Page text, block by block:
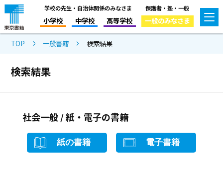
学校の先生・自治体関係のみなさま
小学校 中学校 高等学校
保護者・塾・一般
一般のみなさま
TOP 一般書籍 検索結果
検索結果
社会一般 / 紙・電子の書籍
紙の書籍 電子書籍